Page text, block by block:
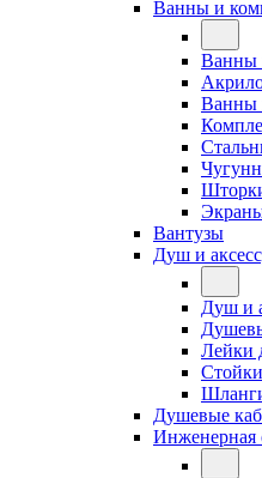
Ванны и
Ванны
Ванны
Вантузы
Душ и
Душ и
Лейки
Душевые
Инженерная